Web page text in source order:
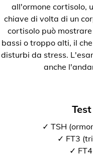
all'ormone cortisolo,
chiave di volta di un
cortisolo può
bassi o troppo alti, il
disturbi da stress.
anche
✓ TSH
✓ FT3
✓